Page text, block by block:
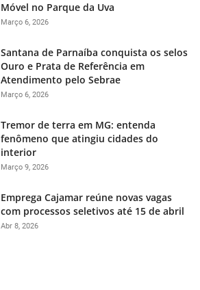
Móvel no Parque da Uva
Março 6, 2026
Santana de Parnaíba conquista os selos
Ouro e Prata de Referência em
Atendimento pelo Sebrae
Março 6, 2026
Tremor de terra em MG: entenda
fenômeno que atingiu cidades do
interior
Março 9, 2026
Emprega Cajamar reúne novas vagas
com processos seletivos até 15 de abril
Abr 8, 2026